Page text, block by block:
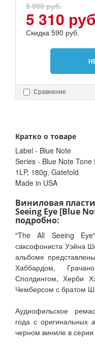
5 900 руб.
5 310
Скидка 590 руб.
Сравнение
Кратко о товаре
Label - Blue Note
Series - Blue Note Tone
1LP, 180g, Gatefold
Made in USA
Виниловая
Seeing Eye [Blue
подробно:
"The All Seeing
саксофониста Уэйна
альбоме
Хаббардом,
Сполдингом, Херби
Чемберсом с братом
Аудиофильское
года с оригинальных
черном виниле в